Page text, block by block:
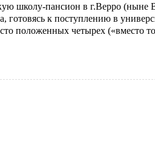
школу-пансион в г.Верро (ныне
к поступлению в
положенных четырех («вместо